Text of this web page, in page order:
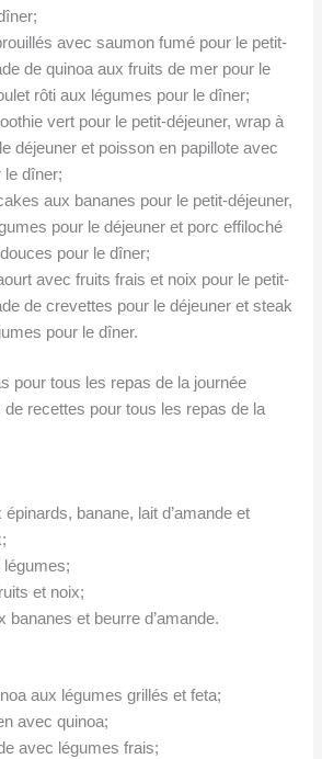
avec saumon fumé pour le petit-
de quinoa aux fruits de mer pour le
rôti aux légumes pour le dîner;
vert pour le petit-déjeuner, wrap à
déjeuner et poisson en papillote avec
le dîner;
aux bananes pour le petit-déjeuner,
pour le déjeuner et porc effiloché
pour le dîner;
avec fruits frais et noix pour le petit-
de crevettes pour le déjeuner et steak
pour le dîner.
pour tous les repas de la journée
de recettes pour tous les repas de la
banane, lait d’amande et
et noix;
bananes et beurre d’amande.
aux légumes grillés et feta;
avec quinoa;
avec légumes frais;